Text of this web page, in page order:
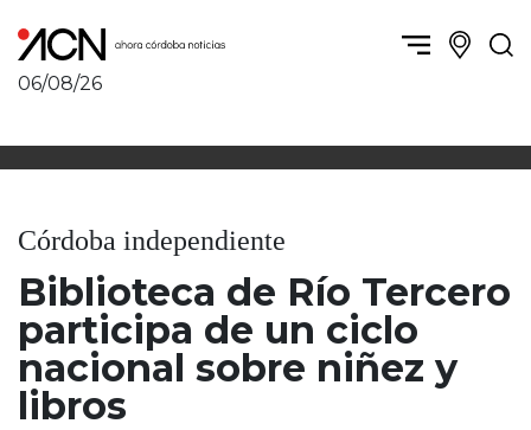
06/08/26
Política y Economía
Córdoba obrera
Córdoba, la Docta
Ambiente y sustentabilidad
Deportes
Córdoba diverse
Córdoba independiente
Córdoba, la ciudad
Villa María y zona
San Francisco y zona
Traslasierra
Punilla / Carlos Paz
Alta Gracia
Córdoba independiente
Biblioteca de Río Tercero
participa de un ciclo
nacional sobre niñez y
libros